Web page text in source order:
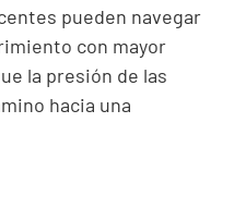
pueden navegar
con mayor
la presión de las
hacia una